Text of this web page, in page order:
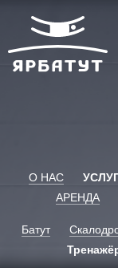
О НАС
АРЕНДА
Батут